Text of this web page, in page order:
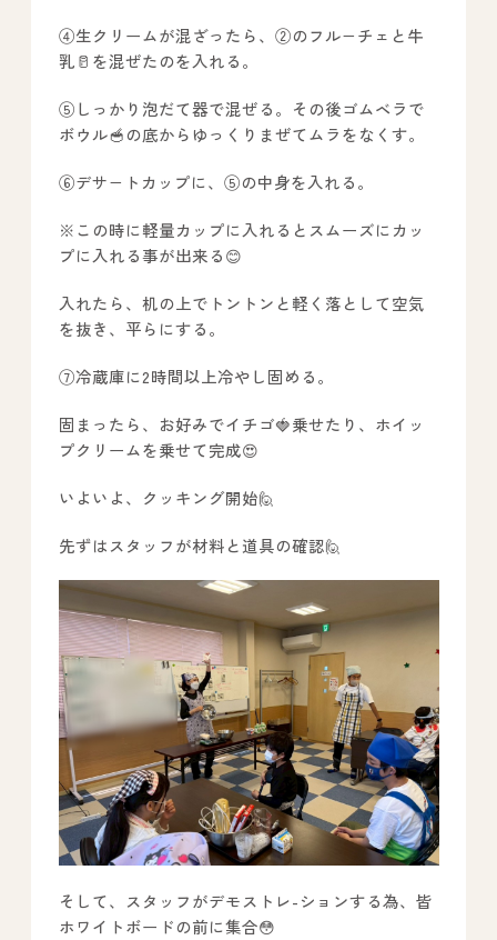
All Peace ｜オールピース
Instagram 事業所紹介動画
CEO BLOG
④生クリームが混ざったら、②のフル−チェと牛
乳🥛を混ぜたのを入れる。
⑤しっかり泡だて器で混ぜる。その後ゴムベラで
ボウル🥣の底からゆっくりまぜてムラをなくす。
⑥デサ−トカップに、⑤の中身を入れる。
※この時に軽量カップに入れるとスムーズにカッ
プに入れる事が出来る😊
入れたら、机の上でトントンと軽く落として空気
を抜き、平らにする。
⑦冷蔵庫に2時間以上冷やし固める。
固まったら、お好みでイチゴ🍓乗せたり、ホイッ
プクリームを乗せて完成😍
いよいよ、クッキング開始🙋
先ずはスタッフが材料と道具の確認🙋
そして、スタッフがデモストレ-ションする為、皆
ホワイトボードの前に集合😳